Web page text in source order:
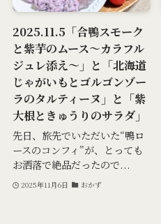
2025.11.5「合鴨スモーク
と紫芋のムース～カラフル
ジュレ添え～」と「北海道
じゃがいもとゴルゴンゾー
ラのタルティーヌ」と「紫
大根ときゅうりのサラダ」
先日、旅先でいただいた“鴨ロ
ースのコンフィ”が、とっても
お洒落で絶品だったので...
2025年11月6日 おかず